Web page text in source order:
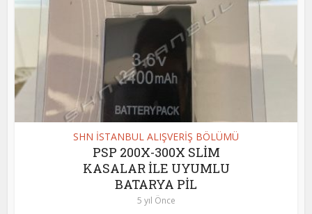
SHN İSTANBUL ALIŞVERİŞ BÖLÜMÜ
PSP 200X-300X SLİM
KASALAR İLE UYUMLU
BATARYA PİL
5 yıl Önce